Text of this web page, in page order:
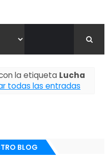
la etiqueta Lucha
todas las entradas
BLOG